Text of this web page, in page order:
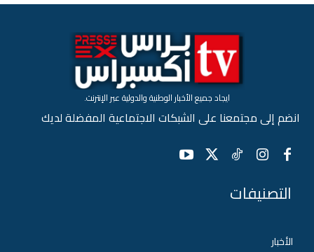
التصنيفات
الأخبار
ايجاد جميع الأخبار الوطنية والدولية عبر الإنترنت.
انضم إلى مجتمعنا على الشبكات الاجتماعية المفضلة لديك